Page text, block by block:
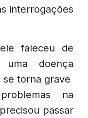
interrogações
faleceu de
uma doença
se torna grave
na
passar